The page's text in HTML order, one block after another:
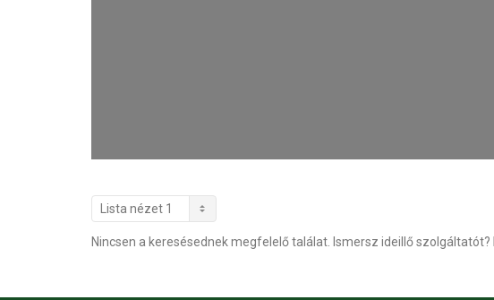
Nincsen a keresésednek megfelelő találat. Ismersz ideillő szolgáltatót?